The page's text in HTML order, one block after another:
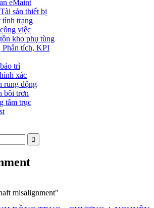
eMaint
sản thiết bị
tình trạng
việc
kho phụ tùng
Phân tích, KPI
trì
xác
rung động
bôi trơn
tâm trục
misalignment"